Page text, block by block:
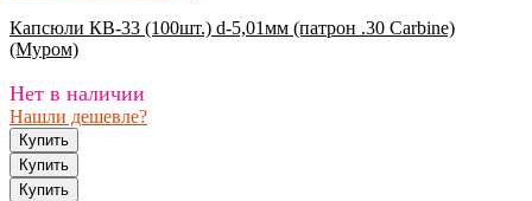
Капсюли КВ-33 (100шт.) d-5,01мм (патрон .30 Carbine)
(Муром)
Нет в наличии
Нашли дешевле?